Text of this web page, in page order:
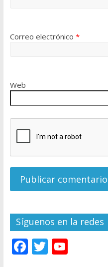
Correo electrónico *
Web
Síguenos en la redes
F T Y